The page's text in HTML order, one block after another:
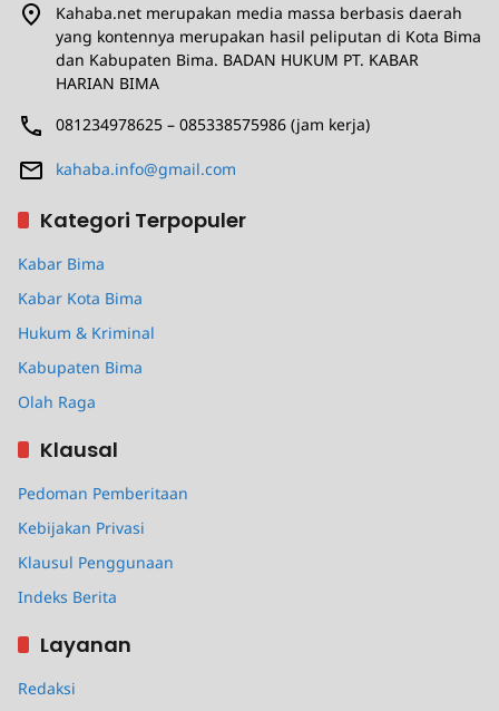
Kahaba.net merupakan media massa berbasis daerah
yang kontennya merupakan hasil peliputan di Kota Bima
dan Kabupaten Bima. BADAN HUKUM PT. KABAR
HARIAN BIMA
081234978625 – 085338575986 (jam kerja)
kahaba.info@gmail.com
Kategori Terpopuler
Kabar Bima
Kabar Kota Bima
Hukum & Kriminal
Kabupaten Bima
Olah Raga
Klausal
Pedoman Pemberitaan
Kebijakan Privasi
Klausul Penggunaan
Indeks Berita
Layanan
Redaksi